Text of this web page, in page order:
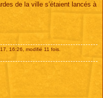
de la ville s’étaient lancés à
16:26, modifié 11 fois.